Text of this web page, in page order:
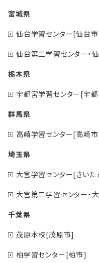
宮城県
仙台学習センター[仙台
仙台第二学習センター・
栃木県
宇都宮学習センター[宇
群馬県
高崎学習センター[高崎
埼玉県
大宮学習センター[さいた
大宮第二学習センター・
千葉県
茂原本校[茂原市]
柏学習センター[柏市]